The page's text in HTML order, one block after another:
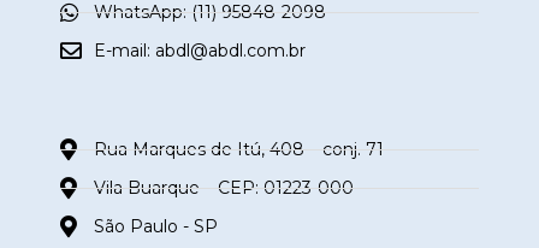
WhatsApp: (11) 95848-2098
E-mail: abdl@abdl.com.br
Rua Marques de Itú, 408 – conj. 71
Vila Buarque – CEP: 01223-000
São Paulo - SP